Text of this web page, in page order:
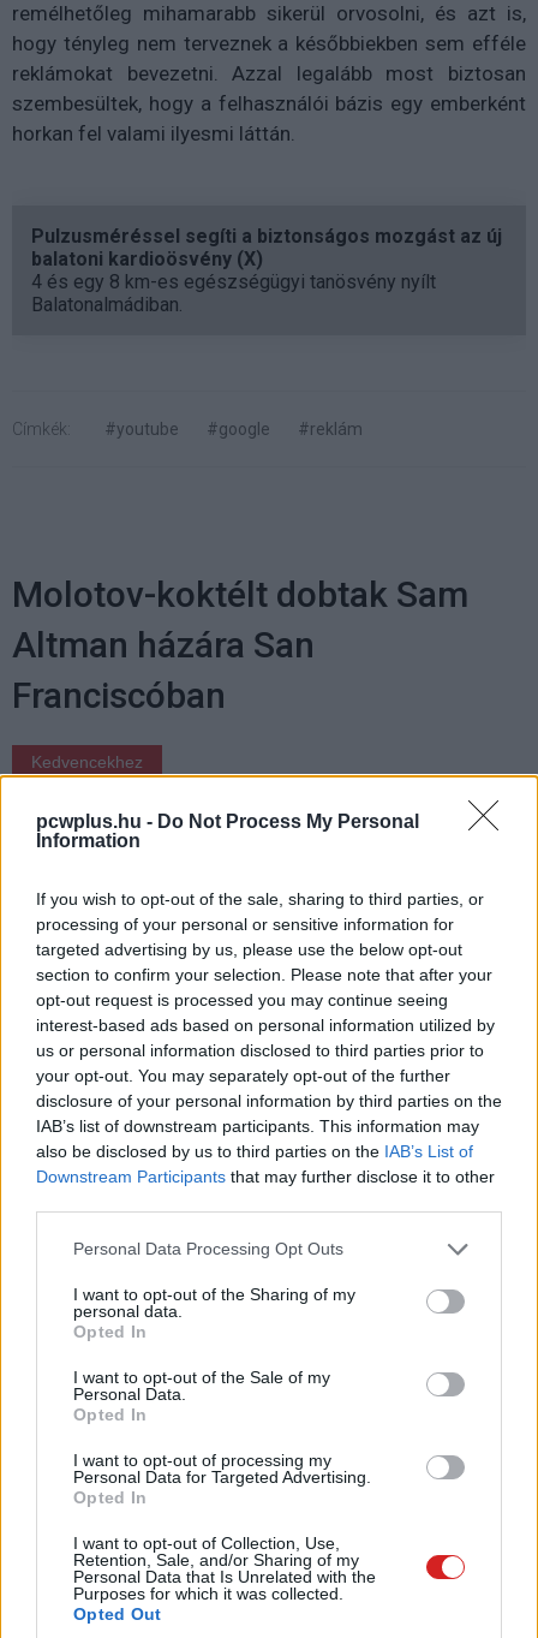
pcwplus.hu - Do Not Process My Personal
Information
If you wish to opt-out of the sale, sharing to third parties, or
processing of your personal or sensitive information for
targeted advertising by us, please use the below opt-out
section to confirm your selection. Please note that after your
opt-out request is processed you may continue seeing
interest-based ads based on personal information utilized by
us or personal information disclosed to third parties prior to
your opt-out. You may separately opt-out of the further
disclosure of your personal information by third parties on the
IAB’s list of downstream participants. This information may
also be disclosed by us to third parties on the IAB’s List of
Downstream Participants that may further disclose it to other
Please note that this website/app uses one or more Google
not limited to your visit or usage behaviour. You may click to
grant or deny consent to Google and its third-party tags to
use your data for below specified purposes in below Google
consent section.
Personal Data Processing Opt Outs
I want to opt-out of the Sharing of my
personal data.
Opted In
I want to opt-out of the Sale of my
Personal Data.
Opted In
I want to opt-out of processing my
Personal Data for Targeted Advertising.
Opted In
I want to opt-out of Collection, Use,
Retention, Sale, and/or Sharing of my
Personal Data that Is Unrelated with the
Purposes for which it was collected.
Opted Out
remélhetőleg mihamarabb sikerül orvosolni, és azt is,
hogy tényleg nem terveznek a későbbiekben sem efféle
reklámokat bevezetni. Azzal legalább most biztosan
szembesültek, hogy a felhasználói bázis egy emberként
horkan fel valami ilyesmi láttán.
Pulzusméréssel segíti a biztonságos mozgást az új
balatoni kardioösvény (X)
4 és egy 8 km-es egészségügyi tanösvény nyílt
Balatonalmádiban.
Címkék: #youtube #google #reklám
Molotov-koktélt dobtak Sam
Altman házára San
Franciscóban
Kedvencekhez
Elfogták a gyanúsítottat, aki az OpenAI
központját is fenyegette.
A rendőrségi beszámolók szerint a 20 éves elkövető
péntek hajnalban, nem sokkal 4 óra után hajtotta végre a
támadást Altman mintegy 27 millió dollár értékű North
Beach-i ingatlanánál. A gyújtópalack egy külső kaput
talált el, ahol kisebb tűz keletkezett, majd az illető
elmenekült a helyszínről. Szerencsére senki sem sérült
meg -írja aGuardian.
a hatóságok egy másik riasztást is kaptak, ezúttal a
Mission Bay városrészből, ahol az OpenAI központja
felgyújtja az épületet. A kiérkező rendőrök felismerték
benne a korábbi támadás gyanúsítottját, és azonnal
őrizetbe vették
Az OpenAI közleményben erősítette meg az esetet,
kiemelve, hogy bár a történtek komoly aggodalomra
adnak okot, senki sem sérült meg. A vállalat